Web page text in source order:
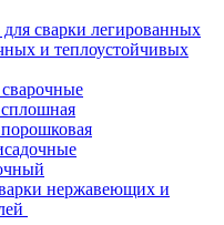
сварки легированных
и теплоустойчивых
нержавеющих и